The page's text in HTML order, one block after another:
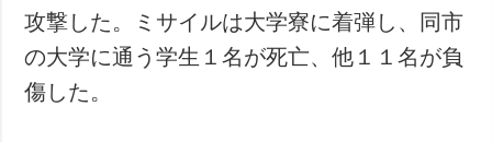
攻撃した。ミサイルは大学寮に着弾し、同市
の大学に通う学生１名が死亡、他１１名が負
傷した。